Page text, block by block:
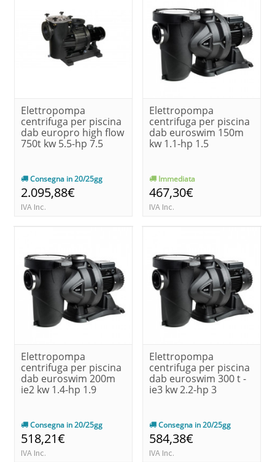
Elettropompa
centrifuga per piscina
dab europro high flow
750t kw 5.5-hp 7.5
Consegna in 20/25gg
2.095,88€
IVA Inc.
Elettropompa
centrifuga per piscina
dab euroswim 150m
kw 1.1-hp 1.5
Immediata
467,30€
IVA Inc.
Elettropompa
centrifuga per piscina
dab euroswim 200m
ie2 kw 1.4-hp 1.9
Consegna in 20/25gg
518,21€
IVA Inc.
Elettropompa
centrifuga per piscina
dab euroswim 300 t -
ie3 kw 2.2-hp 3
Consegna in 20/25gg
584,38€
IVA Inc.